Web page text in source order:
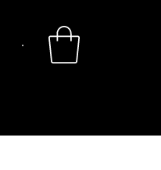
.